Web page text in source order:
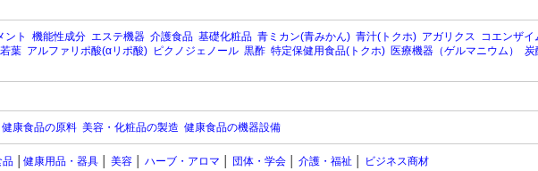
ント 機能性成分 エステ機器 介護食品 基礎化粧品 青ミカン(青みかん) 青汁(トクホ) アガリクス コエンザイ
葉 アルファリポ酸(αリポ酸) ピクノジェノール 黒酢 特定保健用食品(トクホ) 医療機器（ゲルマニウム） 炭
健康食品の原料 美容・化粧品の製造 健康食品の機器設備
品 健康用品・器具 美容 ハーブ・アロマ 団体・学会 介護・福祉
ビジネス商材